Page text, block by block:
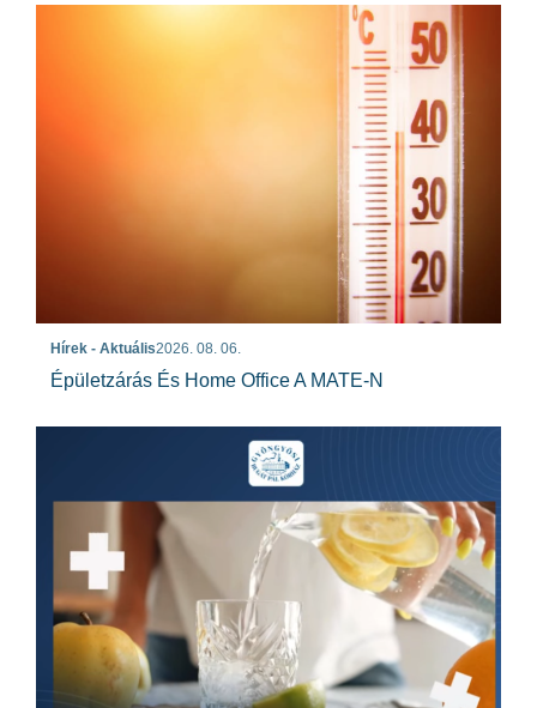
Hírek - Aktuális2026. 08. 06.
Épületzárás És Home Office A MATE-N